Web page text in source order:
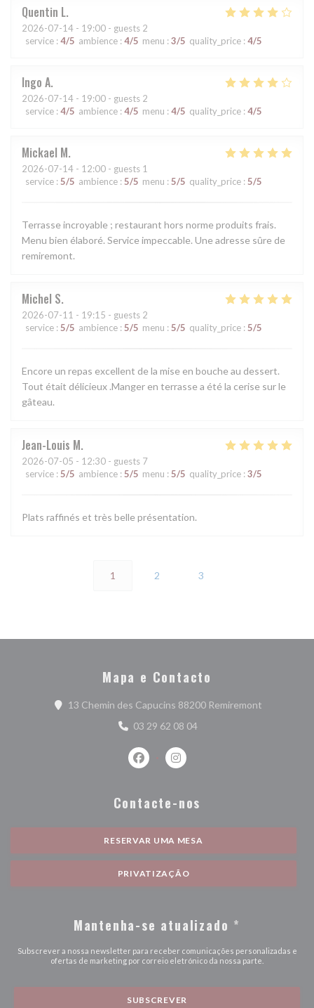
Quentin L
2026-07-14 - 19:00 - guests 2
service : 4/5 ambience : 4/5 menu : 3/5 quality_price : 4/5
Ingo A
2026-07-14 - 19:00 - guests 2
service : 4/5 ambience : 4/5 menu : 4/5 quality_price : 4/5
Mickael M
2026-07-14 - 12:00 - guests 1
service : 5/5 ambience : 5/5 menu : 5/5 quality_price : 5/5
Terrasse incroyable ; restaurant hors norme produits frais.
Menu bien élaboré. Service impeccable. Une adresse sûre de
remiremont.
Michel S
2026-07-11 - 19:15 - guests 2
service : 5/5 ambience : 5/5 menu : 5/5 quality_price : 5/5
Encore un repas excellent de la mise en bouche au dessert.
Tout était délicieux .Manger en terrasse a été la cerise sur le
gâteau.
Jean-Louis M
2026-07-05 - 12:30 - guests 7
service : 5/5 ambience : 5/5 menu : 5/5 quality_price : 3/5
Plats raffinés et très belle présentation.
1 2 3
Mapa e Contacto
13 Chemin des Capucins 88200 Remiremont
03 29 62 08 04
Facebook ((abre numa nova janela))
Instagram ((abre numa nova
Contacte-nos
RESERVAR UMA MESA
PRIVATIZAÇÃO
Mantenha-se atualizado *
Subscrever a nossa newsletter para receber comunicações personalizadas e
ofertas de marketing por correio eletrónico da nossa parte.
SUBSCREVER